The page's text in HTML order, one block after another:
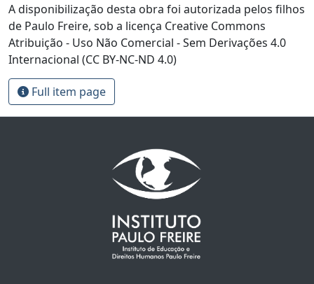
A disponibilização desta obra foi autorizada pelos filhos
de Paulo Freire, sob a licença Creative Commons
Atribuição - Uso Não Comercial - Sem Derivações 4.0
Internacional (CC BY-NC-ND 4.0)
Full item page